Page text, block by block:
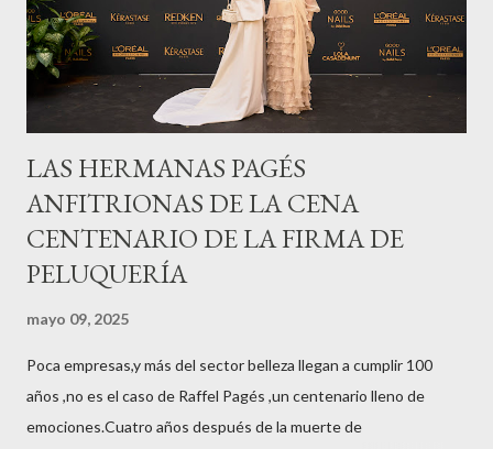
LAS HERMANAS PAGÉS
ANFITRIONAS DE LA CENA
CENTENARIO DE LA FIRMA DE
PELUQUERÍA
mayo 09, 2025
Poca empresas,y más del sector belleza llegan a cumplir 100
años ,no es el caso de Raffel Pagés ,un centenario lleno de
emociones.Cuatro años después de la muerte de